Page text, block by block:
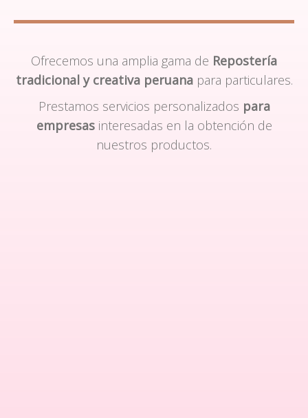
Ofrecemos una amplia gama de Repostería
tradicional y creativa peruanapara particulares.
Prestamos servicios personalizados para
empresasinteresadas en la obtención de
nuestros productos.